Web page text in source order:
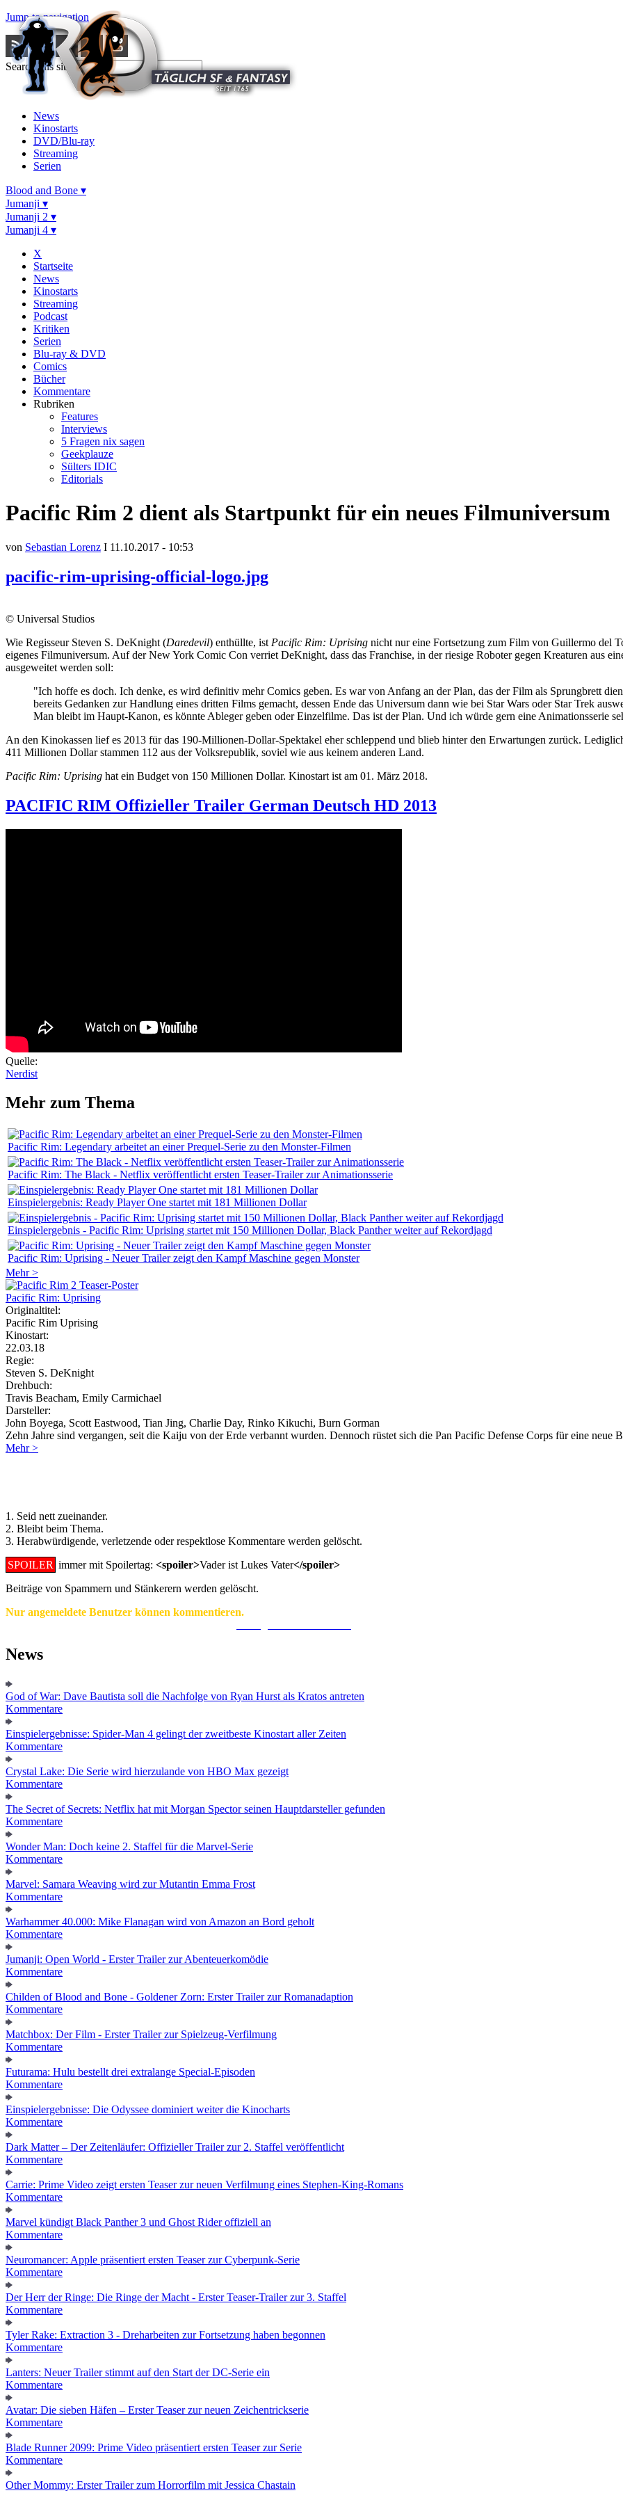
Jump to navigation
Search this site
News
Kinostarts
DVD/Blu-ray
Streaming
Serien
Blood and Bone ▾
Jumanji ▾
Jumanji 2 ▾
Jumanji 4 ▾
X
Startseite
News
Kinostarts
Streaming
Podcast
Kritiken
Serien
Blu-ray & DVD
Comics
Bücher
Kommentare
Rubriken
Features
Interviews
5 Fragen nix sagen
Geekplauze
Sülters IDIC
Editorials
Pacific Rim 2 dient als Startpunkt für ein neues Filmuniversum
von Sebastian Lorenz I 11.10.2017 - 10:53
pacific-rim-uprising-official-logo.jpg
© Universal Studios
Wie Regisseur Steven S. DeKnight (Daredevil) enthüllte, ist Pacific Rim: Uprising nicht nur eine Fortsetzung zum Film von Guillermo del
eigenes Filmuniversum. Auf der New York Comic Con verriet DeKnight, dass das Franchise, in der riesige Roboter gegen Kreaturen aus
ausgeweitet werden soll:
"Ich hoffe es doch. Ich denke, es wird definitiv mehr Comics geben. Es war von Anfang an der Plan, das der Film als Sprungbrett
bereits Gedanken zur Handlung eines dritten Films gemacht, dessen Ende das Universum dann wie bei Star Wars oder Star Trek
Man bleibt im Haupt-Kanon, es könnte Ableger geben oder Einzelfilme. Das ist der Plan. Und ich würde gern eine Animationsserie
An den Kinokassen lief es 2013 für das 190-Millionen-Dollar-Spektakel eher schleppend und blieb hinter den Erwartungen zurück.
411 Millionen Dollar stammen 112 aus der Volksrepublik, soviel wie aus keinem anderen Land.
Pacific Rim: Uprising hat ein Budget von 150 Millionen Dollar. Kinostart ist am 01. März 2018.
PACIFIC RIM Offizieller Trailer German Deutsch HD 2013
Quelle:
Nerdist
Mehr zum Thema
Pacific Rim: Legendary arbeitet an einer Prequel-Serie zu den Monster-Filmen
Pacific Rim: The Black - Netflix veröffentlicht ersten Teaser-Trailer zur Animationsserie
Einspielergebnis: Ready Player One startet mit 181 Millionen Dollar
Einspielergebnis - Pacific Rim: Uprising startet mit 150 Millionen Dollar, Black Panther weiter auf Rekordjagd
Pacific Rim: Uprising - Neuer Trailer zeigt den Kampf Maschine gegen Monster
Mehr >
Pacific Rim: Uprising
Originaltitel:
Pacific Rim Uprising
Kinostart:
22.03.18
Regie:
Steven S. DeKnight
Drehbuch:
Travis Beacham, Emily Carmichael
Darsteller:
John Boyega, Scott Eastwood, Tian Jing, Charlie Day, Rinko Kikuchi, Burn Gorman
Zehn Jahre sind vergangen, seit die Kaiju von der Erde verbannt wurden. Dennoch rüstet sich die Pan Pacific Defense Corps für eine neue
Mehr >
1. Seid nett zueinander.
2. Bleibt beim Thema.
3. Herabwürdigende, verletzende oder respektlose Kommentare werden gelöscht.
SPOILER immer mit Spoilertag: <spoiler>Vader ist Lukes Vater</spoiler>
Beiträge von Spammern und Stänkerern werden gelöscht.
Nur angemeldete Benutzer können kommentieren.
News
God of War: Dave Bautista soll die Nachfolge von Ryan Hurst als Kratos antreten
Kommentare
Einspielergebnisse: Spider-Man 4 gelingt der zweitbeste Kinostart aller Zeiten
Kommentare
Crystal Lake: Die Serie wird hierzulande von HBO Max gezeigt
Kommentare
The Secret of Secrets: Netflix hat mit Morgan Spector seinen Hauptdarsteller gefunden
Kommentare
Wonder Man: Doch keine 2. Staffel für die Marvel-Serie
Kommentare
Marvel: Samara Weaving wird zur Mutantin Emma Frost
Kommentare
Warhammer 40.000: Mike Flanagan wird von Amazon an Bord geholt
Kommentare
Jumanji: Open World - Erster Trailer zur Abenteuerkomödie
Kommentare
Childen of Blood and Bone - Goldener Zorn: Erster Trailer zur Romanadaption
Kommentare
Matchbox: Der Film - Erster Trailer zur Spielzeug-Verfilmung
Kommentare
Futurama: Hulu bestellt drei extralange Special-Episoden
Kommentare
Einspielergebnisse: Die Odyssee dominiert weiter die Kinocharts
Kommentare
Dark Matter – Der Zeitenläufer: Offizieller Trailer zur 2. Staffel veröffentlicht
Kommentare
Carrie: Prime Video zeigt ersten Teaser zur neuen Verfilmung eines Stephen-King-Romans
Kommentare
Marvel kündigt Black Panther 3 und Ghost Rider offiziell an
Kommentare
Neuromancer: Apple präsentiert ersten Teaser zur Cyberpunk-Serie
Kommentare
Der Herr der Ringe: Die Ringe der Macht - Erster Teaser-Trailer zur 3. Staffel
Kommentare
Tyler Rake: Extraction 3 - Dreharbeiten zur Fortsetzung haben begonnen
Kommentare
Lanters: Neuer Trailer stimmt auf den Start der DC-Serie ein
Kommentare
Avatar: Die sieben Häfen – Erster Teaser zur neuen Zeichentrickserie
Kommentare
Blade Runner 2099: Prime Video präsentiert ersten Teaser zur Serie
Kommentare
Other Mommy: Erster Trailer zum Horrorfilm mit Jessica Chastain